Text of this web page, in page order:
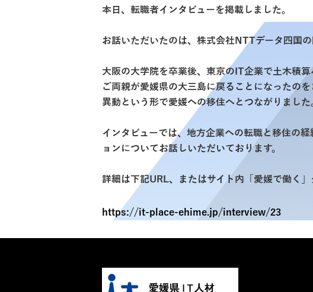
本日、転職者インタビューを掲載しました。
お話いただいたのは、株式会社NTTデータ四国の
大阪の大学院を卒業後、東京のIT企業で土木積
ご両親が愛媛県の大三島に戻ることになったの
異動という形で愛媛への移住へとつながりました
インタビューでは、地方企業への転職と移住の
ョンについてお話しいただいております。
詳細は下記URL、またはサイト内「愛媛で働く
https://it-place-ehime.jp/interview/23